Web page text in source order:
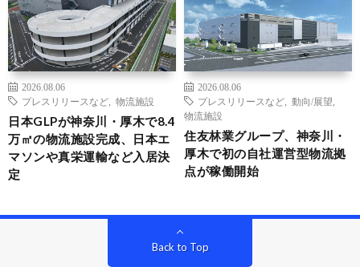
2026.08.06
プレスリリースなど
物流施設
日本GLPが神奈川・厚木で8.4
万㎡の物流施設完成、日本エ
マソンや真栄運輸など入居決
定
2026.08.06
プレスリリースなど
動向/展望
物流施設
住友林業グループ、神奈川・
厚木で初の自社運営型物流拠
点が稼働開始
Back to Top